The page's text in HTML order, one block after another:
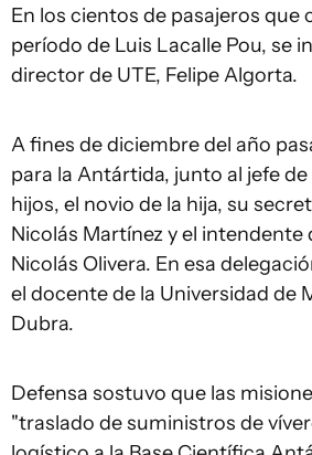
En los cientos de pasajeros que
período de Luis Lacalle Pou, se
director de UTE, Felipe Algorta.
A fines de diciembre del año
para la Antártida, junto al jefe
hijos, el novio de la hija, su
Nicolás Martínez y el intendente
Nicolás Olivera. En esa
el docente de la Universidad de
Dubra.
Defensa sostuvo que las
"traslado de suministros de